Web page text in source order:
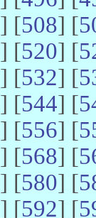
] [508] [
] [520] [
] [532] [
] [544] [
] [556] [
] [568] [
] [580] [
] [592] [